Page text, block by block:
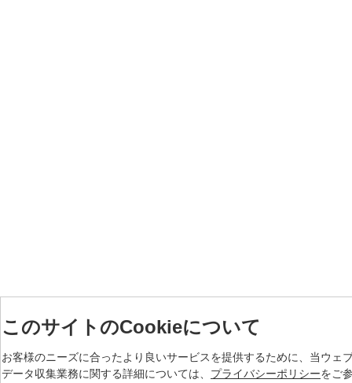
このサイトのCookieについて
お客様のニーズに合ったより良いサービスを提供するために、当ウェ
データ収集業務に関する詳細については、 プライバシーポリシーをご